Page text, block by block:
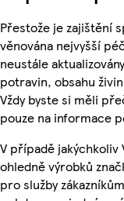
Přestože je zajištění
věnována nejvyšší
neustále
potravin, obsahu
Vždy byste si měli
pouze na informace
V případě jakýchkoliv
ohledně výrobků
pro služby